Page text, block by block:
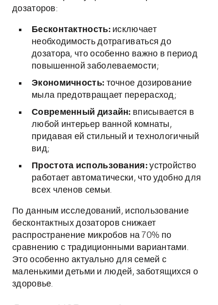
дозаторов:
Бесконтактность:исключает
необходимость дотрагиваться до
дозатора, что особенно важно в период
повышенной заболеваемости;
Экономичность: точное дозирование
мыла предотвращает перерасход;
Современный дизайн: вписывается в
любой интерьер ванной комнаты,
придавая ей стильный и технологичный
вид;
Простота использования:устройство
работает автоматически, что удобно для
всех членов семьи.
По данным исследований, использование
бесконтактных дозаторов снижает
распространение микробов на 70% по
сравнению с традиционными вариантами.
Это особенно актуально для семей с
маленькими детьми и людей, заботящихся о
здоровье.